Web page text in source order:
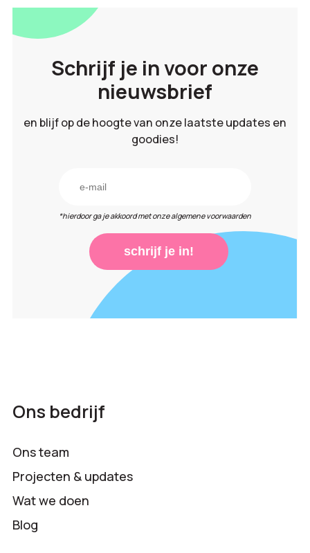
Schrijf je in voor onze
nieuwsbrief
en blijf op de hoogte van onze laatste updates en
goodies!
*hierdoor ga je akkoord met onze algemene voorwaarden
schrijf je in!
Ons bedrijf
Ons team
Projecten & updates
Wat we doen
Blog